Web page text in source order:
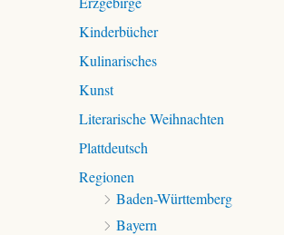
:
Kinderbücher
Kulinarisches
Kunst
Literarische Weihnachten
Plattdeutsch
Regionen
Baden-Württemberg
Bayern